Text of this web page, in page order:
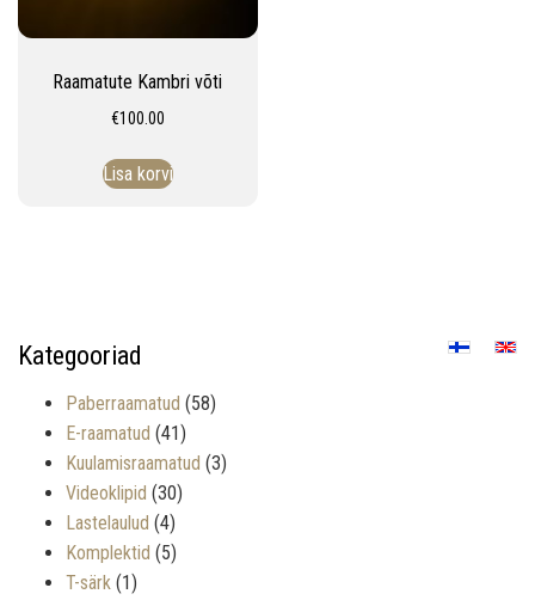
Raamatute Kambri võti
€100.00
Lisa korvi
Kategooriad
Paberraamatud (58)
E-raamatud (41)
Kuulamisraamatud (3)
Videoklipid (30)
Lastelaulud (4)
Komplektid (5)
T-särk (1)